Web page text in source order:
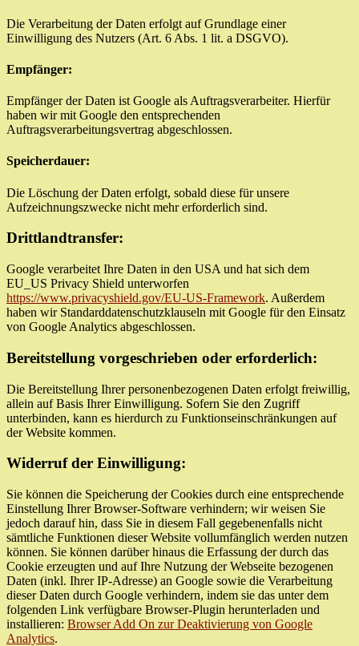
Die Verarbeitung der Daten erfolgt auf Grundlage einer
Einwilligung des Nutzers (Art. 6 Abs. 1 lit. a DSGVO).
Empfänger:
Empfänger der Daten ist Google als Auftragsverarbeiter. Hierfür
haben wir mit Google den entsprechenden
Auftragsverarbeitungsvertrag abgeschlossen.
Speicherdauer:
Die Löschung der Daten erfolgt, sobald diese für unsere
Aufzeichnungszwecke nicht mehr erforderlich sind.
Drittlandtransfer:
Google verarbeitet Ihre Daten in den USA und hat sich dem
EU_US Privacy Shield unterworfen
https://www.privacyshield.gov/EU-US-Framework. Außerdem
haben wir Standarddatenschutzklauseln mit Google für den Einsatz
von Google Analytics abgeschlossen.
Bereitstellung vorgeschrieben oder erforderlich:
Die Bereitstellung Ihrer personenbezogenen Daten erfolgt freiwillig,
allein auf Basis Ihrer Einwilligung. Sofern Sie den Zugriff
unterbinden, kann es hierdurch zu Funktionseinschränkungen auf
der Website kommen.
Widerruf der Einwilligung:
Sie können die Speicherung der Cookies durch eine entsprechende
Einstellung Ihrer Browser-Software verhindern; wir weisen Sie
jedoch darauf hin, dass Sie in diesem Fall gegebenenfalls nicht
sämtliche Funktionen dieser Website vollumfänglich werden nutzen
können. Sie können darüber hinaus die Erfassung der durch das
Cookie erzeugten und auf Ihre Nutzung der Webseite bezogenen
Daten (inkl. Ihrer IP-Adresse) an Google sowie die Verarbeitung
dieser Daten durch Google verhindern, indem sie das unter dem
folgenden Link verfügbare Browser-Plugin herunterladen und
installieren: Browser Add On zur Deaktivierung von Google
Analytics.